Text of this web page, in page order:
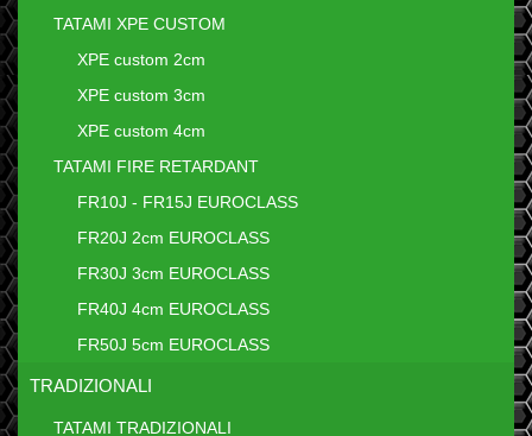
TATAMI XPE CUSTOM
XPE custom 2cm
XPE custom 3cm
XPE custom 4cm
TATAMI FIRE RETARDANT
FR10J - FR15J EUROCLASS
FR20J 2cm EUROCLASS
FR30J 3cm EUROCLASS
FR40J 4cm EUROCLASS
FR50J 5cm EUROCLASS
TRADIZIONALI
TATAMI TRADIZIONALI